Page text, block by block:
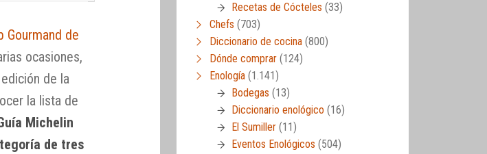
Gourmand de
ocasiones,
de la
la lista de
Michelin
de tres
Recetas de Cócteles (33)
Chefs (703)
Diccionario de cocina (800)
Dónde comprar (124)
Enología (1.141)
Bodegas (13)
Diccionario enológico (16)
El Sumiller (11)
Eventos Enológicos (504)